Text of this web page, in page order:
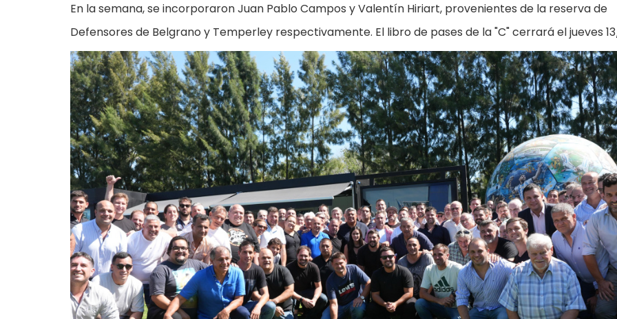
En la semana, se incorporaron Juan Pablo Campos y Valentín Hiriart, provenientes de la reserva de
Defensores de Belgrano y Temperley respectivamente. El libro de pases de la "C" cerrará el jueves